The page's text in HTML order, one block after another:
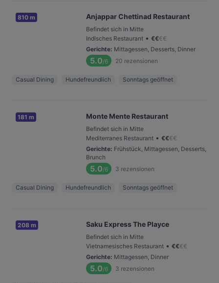
810 m Anjappar Chettinad Restaurant
Befindet sich in Mitte
Indisches Restaurant • €€€€
Gerichte: Mittagessen, Desserts, Dinner
5.0/6 20 rezensionen
Casual Dining Hundefreundlich Sonntags geöffnet
181 m Monte Mente Restaurant
Befindet sich in Mitte
Mediterranes Restaurant • €€€€
Gerichte: Frühstück, Mittagessen, Desserts,
Brunch
5.0/6 3 rezensionen
Casual Dining Hundefreundlich Sonntags geöffnet
208 m Saku Express The Playce
Befindet sich in Mitte
Vietnamesisches Restaurant • €€€€
Gerichte: Mittagessen, Dinner
5.0/6 3 rezensionen